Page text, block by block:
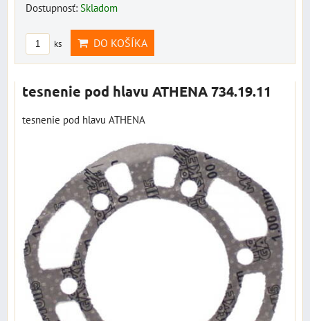
Dostupnosť: Skladom
ks DO KOŠÍKA
tesnenie pod hlavu ATHENA 734.19.11
tesnenie pod hlavu ATHENA